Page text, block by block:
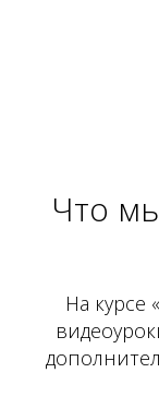
Что
На курсе